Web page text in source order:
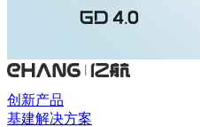
创新产品
基建解决方案